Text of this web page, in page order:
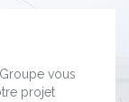
vous
projet